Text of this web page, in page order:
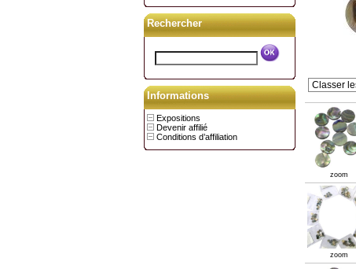
Rechercher
Informations
Expositions
Devenir affilié
Conditions d’affiliation
zoom
zoom